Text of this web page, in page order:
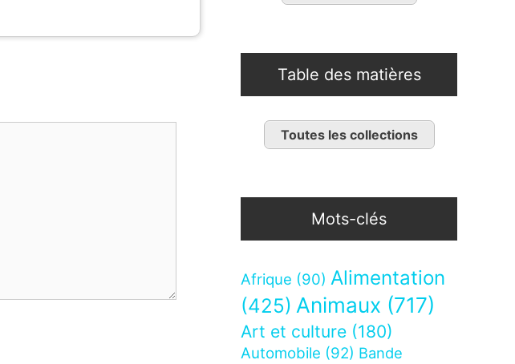
Table des matières
Toutes les collections
Mots-clés
Afrique (90) Alimentation
(425) Animaux (717)
Art et culture (180)
Automobile (92) Bande